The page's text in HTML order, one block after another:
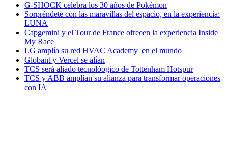
G-SHOCK celebra los 30 años de Pokémon
Sorpréndete con las maravillas del espacio, en la experiencia:
LUNA
Capgemini y el Tour de France ofrecen la experiencia Inside
My Race
LG amplía su red HVAC Academy en el mundo
Globant y Vercel se alían
TCS será aliado tecnolóogico de Tottenham Hotspur
TCS y ABB amplían su alianza para transformar operaciones
con IA